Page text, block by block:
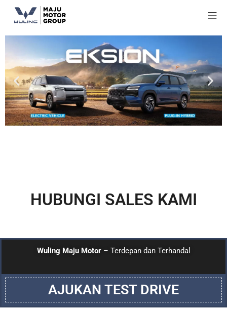
HUBUNGI SALES KAMI
Wuling Maju Motor– Terdepan dan Terhandal
AJUKAN TEST DRIVE